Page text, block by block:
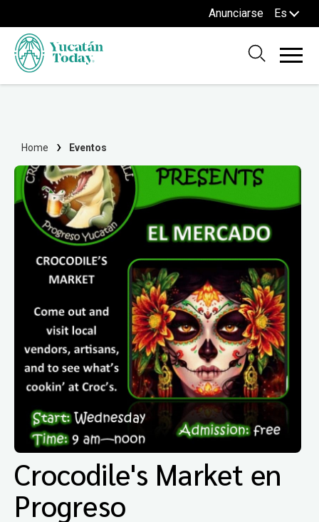
Anunciarse Es
Home Eventos
Crocodile's Market en
Progreso